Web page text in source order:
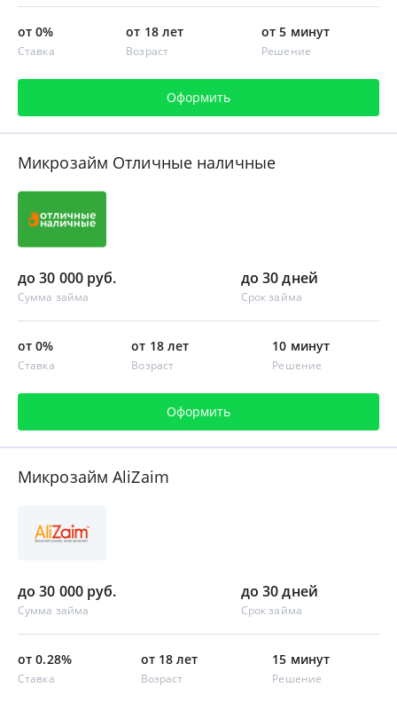
от 0%
Ставка
от 18 лет
Возраст
от 5 минут
Решение
Оформить
Микрозайм Отличные наличные
до 30 000 руб.
Сумма займа
до 30 дней
Срок займа
от 0%
Ставка
от 18 лет
Возраст
10 минут
Решение
Оформить
Микрозайм AliZaim
до 30 000 руб.
Сумма займа
до 30 дней
Срок займа
от 0.28%
Ставка
от 18 лет
Возраст
15 минут
Решение